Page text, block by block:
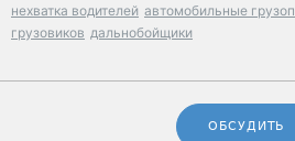
нехватка водителей автомобильные
грузовиков дальнобойщики
ОБСУДИТЬ